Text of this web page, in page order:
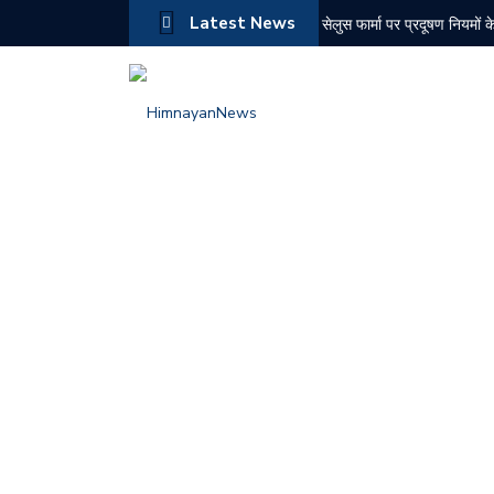
Latest News सेलुस फार्मा पर प्रदूषण